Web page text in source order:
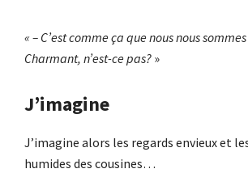
« – C’est comme ça que nous nous
Charmant, n’est-ce pas? »
J’imagine
J’imagine alors les regards envieux et
humides des cousines…